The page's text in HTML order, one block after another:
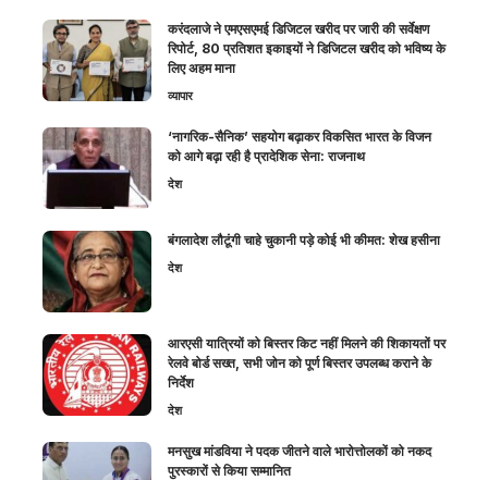
करंदलाजे ने एमएसएमई डिजिटल खरीद पर जारी की सर्वेक्षण
रिपोर्ट, 80 प्रतिशत इकाइयों ने डिजिटल खरीद को भविष्य के
लिए अहम माना
व्यापार
‘नागरिक-सैनिक’ सहयोग बढ़ाकर विकसित भारत के विजन
को आगे बढ़ा रही है प्रादेशिक सेना: राजनाथ
देश
बंगलादेश लौटूंगी चाहे चुकानी पड़े कोई भी कीमत: शेख हसीना
देश
आरएसी यात्रियों को बिस्तर किट नहीं मिलने की शिकायतों पर
रेलवे बोर्ड सख्त, सभी जोन को पूर्ण बिस्तर उपलब्ध कराने के
निर्देश
देश
मनसुख मांडविया ने पदक जीतने वाले भारोत्तोलकों को नकद
पुरस्कारों से किया सम्मानित